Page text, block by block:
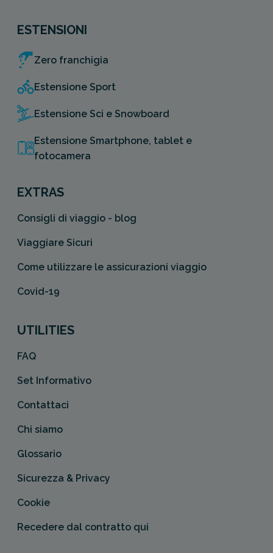
ESTENSIONI
Zero franchigia
Estensione Sport
Estensione Sci e Snowboard
Estensione Smartphone, tablet e
fotocamera
EXTRAS
Consigli di viaggio - blog
Viaggiare Sicuri
Come utilizzare le assicurazioni viaggio
Covid-19
UTILITIES
FAQ
Set Informativo
Contattaci
Chi siamo
Glossario
Sicurezza & Privacy
Cookie
Recedere dal contratto qui